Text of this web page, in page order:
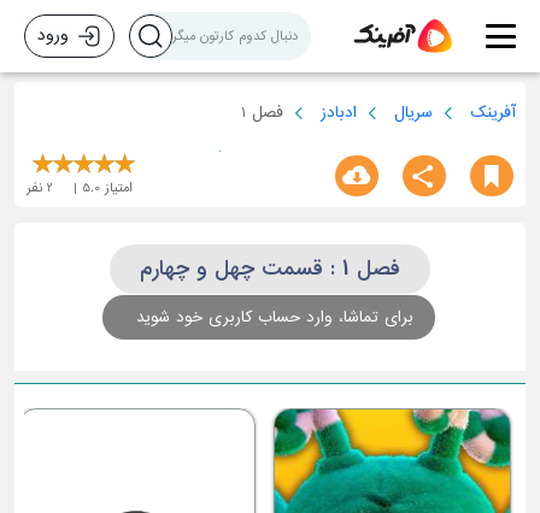
ورود
آفرینک سریال ادبادز فصل 1
امتیاز 5.0
2 نفر
فصل 1 : قسمت چهل و چهارم
برای تماشا، وارد حساب کاربری خود شوید